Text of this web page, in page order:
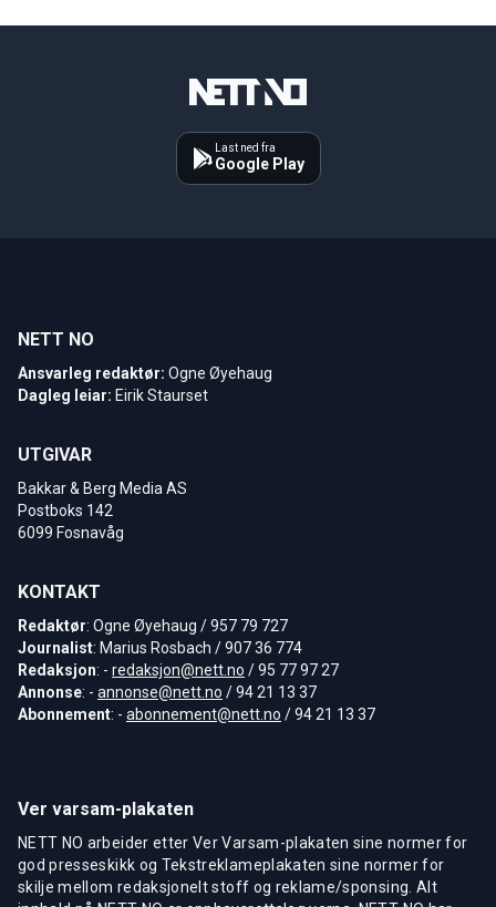
Last ned fra
Google Play
NETT NO
Ansvarleg redaktør: Ogne Øyehaug
Dagleg leiar: Eirik Staurset
UTGIVAR
Bakkar & Berg Media AS
Postboks 142
6099 Fosnavåg
KONTAKT
Redaktør: Ogne Øyehaug / 957 79 727
Journalist: Marius Rosbach / 907 36 774
Redaksjon: - redaksjon@nett.no / 95 77 97 27
Annonse: - annonse@nett.no / 94 21 13 37
Abonnement: - abonnement@nett.no / 94 21 13 37
Ver varsam-plakaten
NETT NO arbeider etter Ver Varsam-plakaten sine normer for
god presseskikk og Tekstreklameplakaten sine normer for
skilje mellom redaksjonelt stoff og reklame/sponsing. Alt